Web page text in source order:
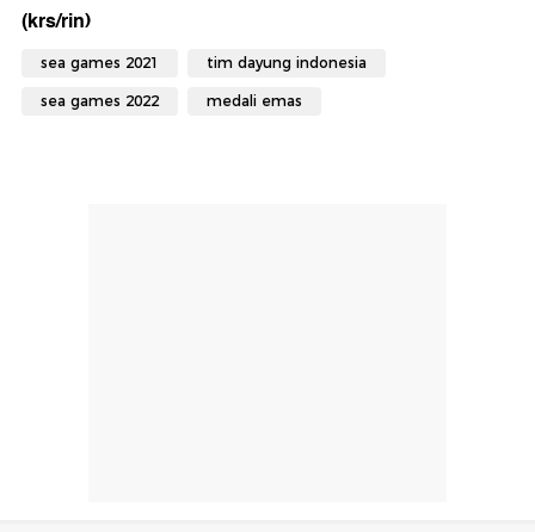
(krs/rin)
sea games 2021 tim dayung indonesia
sea games 2022 medali emas